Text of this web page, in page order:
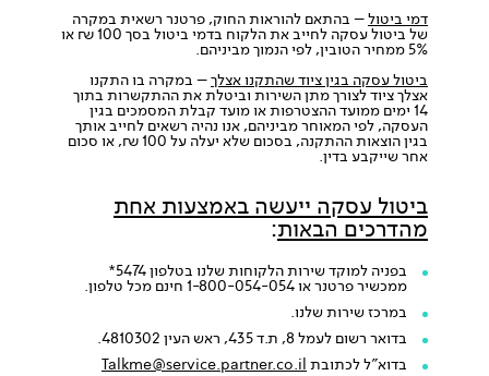
דמי ביטול– בהתאם להוראות החוק, פרטנר רשאית במקרה
של ביטול עסקה לחייב את הלקוח בדמי ביטול בסך 100 ₪ או
5% ממחיר הטובין, לפי הנמוך מביניהם.
ביטול עסקה בגין ציוד שהתקנו אצלך– במקרה בו התקנו
אצלך ציוד לצורך מתן השירות וביטלת את ההתקשרות בתוך
14 ימים ממועד ההצטרפות או מועד קבלת המסמכים בגין
העסקה, לפי המאוחר מביניהם, אנו נהיה רשאים לחייב אותך
בגין הוצאות ההתקנה, בסכום שלא יעלה על 100 ₪, או סכום
אחר שייקבע בדין.
ביטול עסקה ייעשה באמצעות אחת
מהדרכים הבאות:
בפניה למוקד שירות הלקוחות שלנו בטלפון 5474*
ממכשיר פרטנר או 1-800-054-054 חינם מכל טלפון.
במרכז שירות שלנו.
בדואר רשום לעמל 8, ת.ד 435, ראש העין 4810302.
בדוא"ל לכתובת Talkme@service.partner.co.il